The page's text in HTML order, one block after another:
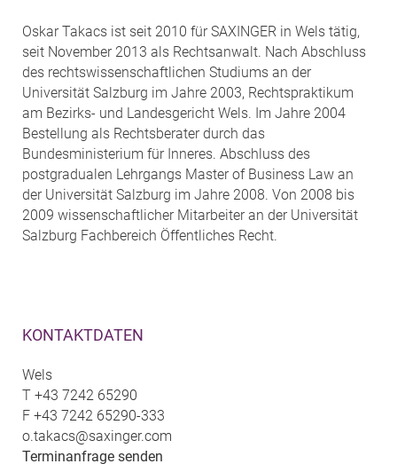
KONTAKTDATEN
Wels
T +43 7242 65290
F +43 7242 65290-333
o.takacs@saxinger.com
Terminanfrage senden
Oskar Takacs ist seit 2010 für SAXINGER in Wels tätig,
seit November 2013 als Rechtsanwalt. Nach Abschluss
des rechtswissenschaftlichen Studiums an der
Universität Salzburg im Jahre 2003, Rechtspraktikum
am Bezirks- und Landesgericht Wels. Im Jahre 2004
Bestellung als Rechtsberater durch das
Bundesministerium für Inneres. Abschluss des
postgradualen Lehrgangs Master of Business Law an
der Universität Salzburg im Jahre 2008. Von 2008 bis
2009 wissenschaftlicher Mitarbeiter an der Universität
Salzburg Fachbereich Öffentliches Recht.